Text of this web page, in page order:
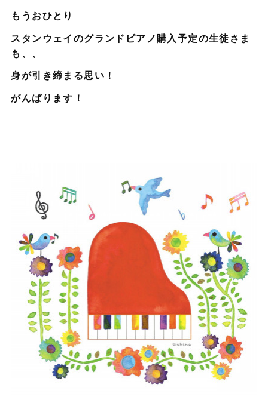
もうおひとり
スタンウェイのグランドピアノ購入予定の生徒さま
も、、
身が引き締まる思い！
がんばります！